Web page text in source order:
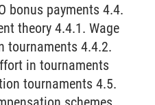
bonus payments 4.4.
theory 4.4.1. Wage
tournaments 4.4.2.
in tournaments
tournaments 4.5.